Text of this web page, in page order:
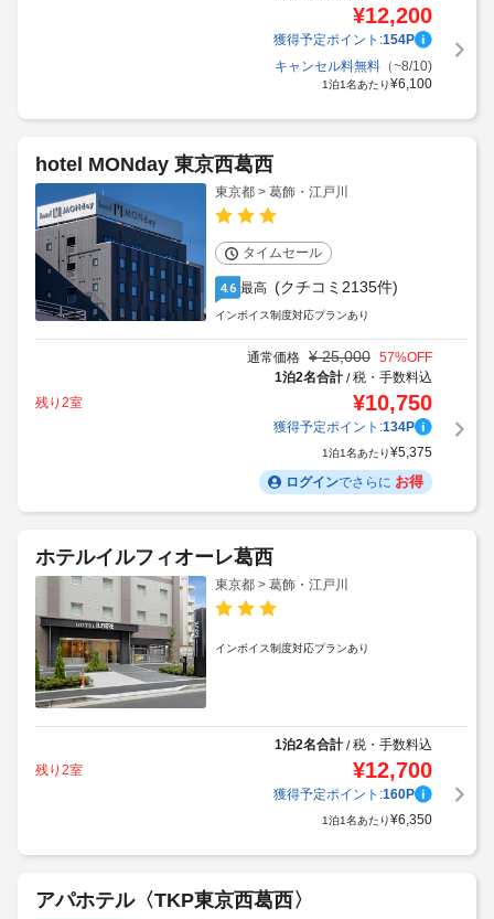
¥12,200
獲得予定ポイント:154P
キャンセル料無料（~8/10)
1泊1名あたり¥6,100
hotel MONday 東京西葛西
東京都 > 葛飾・江戸川
タイムセール
4.6 最高 (クチコミ2135件)
インボイス制度対応プランあり
通常価格 ¥ 25,000 57%OFF
1泊2名合計/税・手数料込
残り2室
¥10,750
獲得予定ポイント:134P
1泊1名あたり¥5,375
ログインでさらに お得
ホテルイルフィオーレ葛西
東京都 > 葛飾・江戸川
インボイス制度対応プランあり
1泊2名合計/税・手数料込
残り2室
¥12,700
獲得予定ポイント:160P
1泊1名あたり¥6,350
アパホテル〈TKP東京西葛西〉